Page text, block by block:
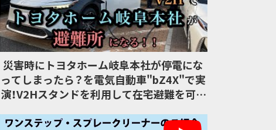
災害時にトヨタホーム岐阜本社が停電にな
ってしまったら？を電気自動車"bZ4X"で実
演！V2Hスタンドを利用して在宅避難を可能